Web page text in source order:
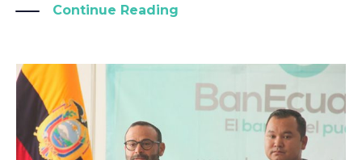
Continue Reading